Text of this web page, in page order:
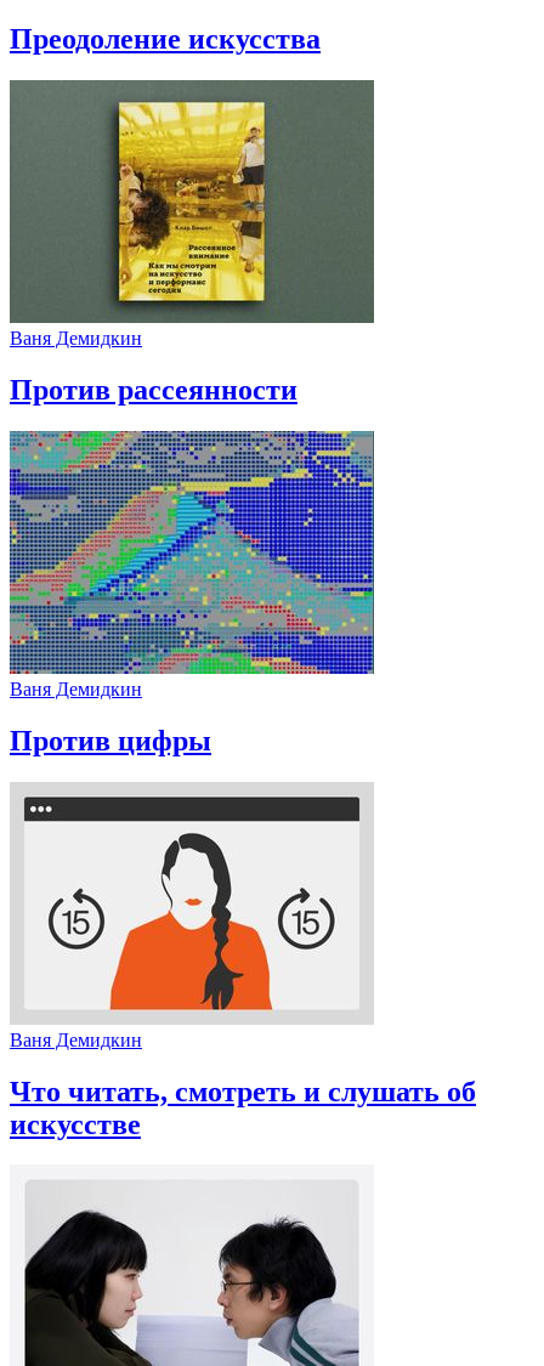
Преодоление искусства
Ваня Демидкин
Против рассеянности
Ваня Демидкин
Против цифры
Ваня Демидкин
Что читать, смотреть и слушать об
искусстве